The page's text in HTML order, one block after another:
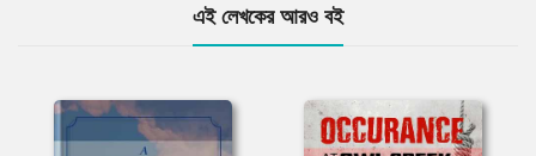
এই লেখকের আরও বই